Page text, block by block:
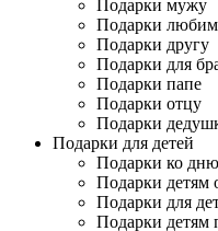
Подарки мужу
Подарки
Подарки другу
Подарки для
Подарки папе
Подарки отцу
Подарки
Подарки для детей
Подарки ко
Подарки детям
Подарки для
Подарки детям